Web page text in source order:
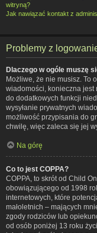
witryną?
Jak nawiązać kontakt z
Problemy z
Dlaczego w ogóle muszę
Możliwe, że nie musisz. To
wiadomości, konieczna
do dodatkowych funkcji
wysyłanie prywatnych
możliwość przypisania do
chwilę, więc zaleca się jej
Na górę
Co to jest COPPA?
COPPA, to skrót od Child
obowiązującego od 1998
internetowych, które
małoletnich – mających
zgody rodziców lub
od osób poniżej 13 roku